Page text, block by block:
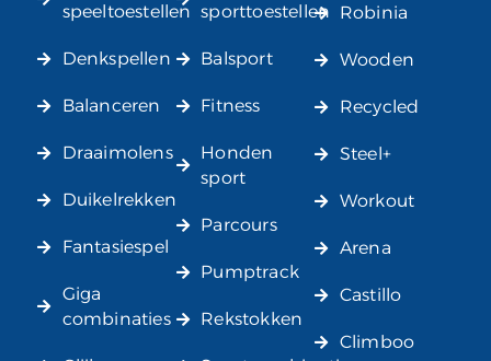
speeltoestellen
Denkspellen
Balanceren
Draaimolens
Duikelrekken
Fantasiespel
Giga
combinaties
sporttoestellen
Balsport
Fitness
Honden
sport
Parcours
Pumptrack
Rekstokken
Robinia
Wooden
Recycled
Steel+
Workout
Arena
Castillo
Climboo